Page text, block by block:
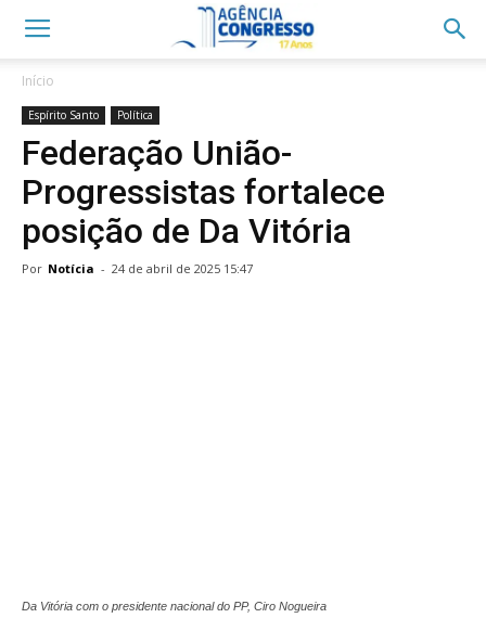
Início
Espírito Santo Política
Federação União-
Progressistas fortalece
posição de Da Vitória
Por Notícia - 24 de abril de 2025 15:47
Da Vitória com o presidente nacional do PP, Ciro Nogueira